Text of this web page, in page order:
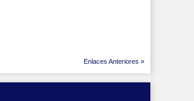
Enlaces Anteriores »